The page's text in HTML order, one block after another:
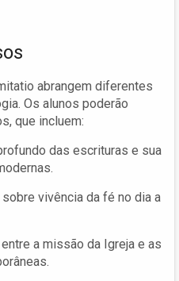
abrangem diferentes
Os alunos poderão
que incluem:
das escrituras e sua
vivência da fé no dia a
a missão da Igreja e as